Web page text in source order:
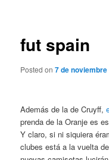
fut spain
Posted on7 de noviembre
Además de la de Cruyff,
prenda de la Oranje es
Y claro, si ni siquiera
clubes está a la vuelta